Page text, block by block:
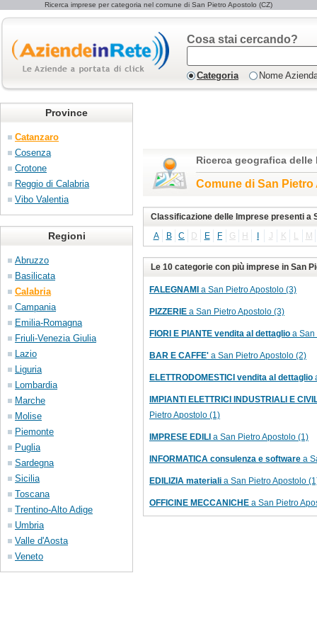
Ricerca imprese per categoria nel comune di San Pietro Apostolo (CZ)
Cosa stai cercando?
Categoria Nome
Province
Catanzaro
Cosenza
Crotone
Reggio di Calabria
Vibo Valentia
Regioni
Abruzzo
Basilicata
Calabria
Campania
Emilia-Romagna
Friuli-Venezia Giulia
Lazio
Liguria
Lombardia
Marche
Molise
Piemonte
Puglia
Sardegna
Sicilia
Toscana
Trentino-Alto Adige
Umbria
Valle d'Aosta
Veneto
Ricerca geografica delle
Comune di San
Classificazione delle Imprese presenti a
A
B C D E F G H J K L M
Le 10 categorie con più imprese in San
FALEGNAMI a San Pietro Apostolo (3)
PIZZERIE a San Pietro Apostolo (3)
FIORI E PIANTE vendita al dettaglio a San
BAR E CAFFE' a San Pietro Apostolo (2)
ELETTRODOMESTICI vendita al dettaglio
IMPIANTI ELETTRICI INDUSTRIALI E
Pietro Apostolo (1)
IMPRESE EDILI a San Pietro Apostolo (1)
INFORMATICA consulenza e software a
EDILIZIA materiali a San Pietro Apostolo
OFFICINE MECCANICHE a San Pietro